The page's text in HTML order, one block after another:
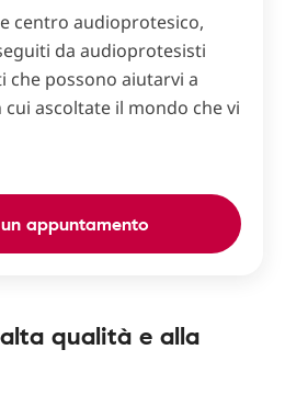
centro audioprotesico,
da audioprotesisti
che possono aiutarvi a
ascoltate il mondo che vi
appuntamento
qualità e alla